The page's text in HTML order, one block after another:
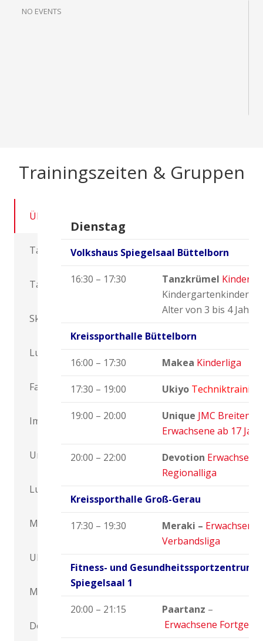
NO EVENTS
Trainingszeiten & Gruppen
Übersicht
Tanzkrümel
Tanzzwerge
Skip
Luminous
Fascination
Impulse
Unique
Lunea
Makea
Ukiyo
Meraki
Devotion
Dienstag
Volkshaus Spiegelsaal Büttelborn
16:30 – 17:30 Tanzkrümel
Kindergartenkinder im
Alter von 3 bis 4
Kreissporthalle Büttelborn
16:00 – 17:30 Makea Kinderliga
17:30 – 19:00 Ukiyo Techniktraining
19:00 – 20:00 Unique JMC
Erwachsene ab 17
20:00 – 22:00 Devotion Erwachsene
Regionalliga
Kreissporthalle Groß-Gerau
17:30 – 19:30 Meraki – Erwachsene
Verbandsliga
Fitness- und Gesundheitssportzentrum –
Spiegelsaal 1
20:00 – 21:15 Paartanz –
Erwachsene